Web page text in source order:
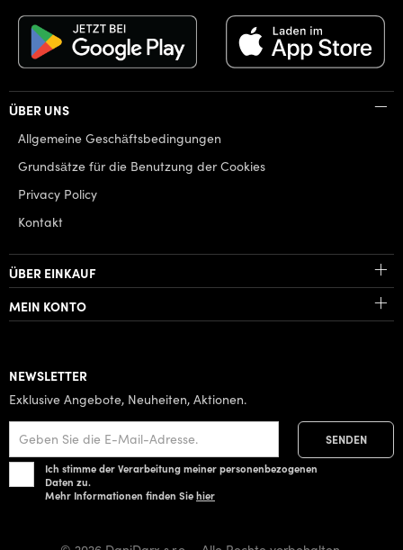
ÜBER UNS
Allgemeine Geschäftsbedingungen
Grundsätze für die Benutzung der Cookies
Privacy Policy
Kontakt
ÜBER EINKAUF
MEIN KONTO
NEWSLETTER
Exklusive Angebote, Neuheiten, Aktionen.
Ich stimme der Verarbeitung meiner personenbezogenen
Daten zu.
Mehr Informationen finden Siehier